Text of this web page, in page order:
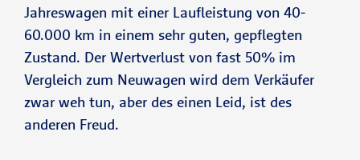
Jahreswagen mit einer Laufleistung von 40-
60.000 km in einem sehr guten, gepflegten
Zustand. Der Wertverlust von fast 50% im
Vergleich zum Neuwagen wird dem Verkäufer
zwar weh tun, aber des einen Leid, ist des
anderen Freud.